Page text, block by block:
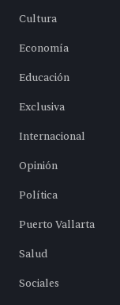
Cultura
Economía
Educación
Exclusiva
Internacional
Opinión
Política
Puerto Vallarta
Salud
Sociales